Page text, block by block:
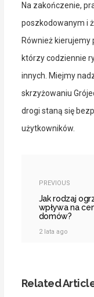
Na zakończenie,
poszkodowanym i
Również
którzy codziennie
innych. Miejmy
skrzyżowaniu
drogi staną się
użytkowników.
PREVIOUS
Jak rodzaj
wpływa na
domów?
2 lata ago
Related